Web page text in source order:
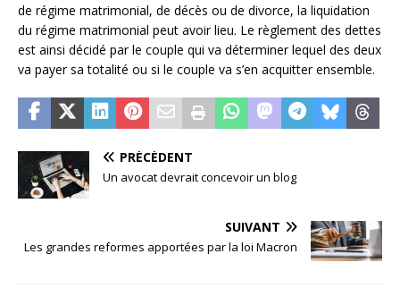
de régime matrimonial, de décès ou de divorce, la liquidation
du régime matrimonial peut avoir lieu. Le règlement des dettes
est ainsi décidé par le couple qui va déterminer lequel des deux
va payer sa totalité ou si le couple va s’en acquitter ensemble.
PRÉCÉDENT
Un avocat devrait concevoir un blog
SUIVANT
Les grandes reformes apportées par la loi Macron